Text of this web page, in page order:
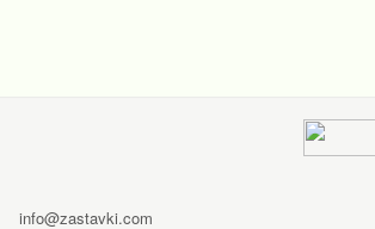
info@zastavki.com